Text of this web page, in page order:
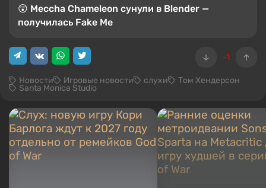
😲 Meccha Chameleon сунули в Blender —
получилась Fake Me
-1
Новости Игровые новости слухи Том Хендерсон
Santa Monica Studio